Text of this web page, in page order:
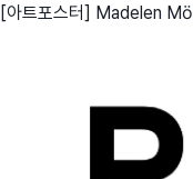
[아트포스터] Madelen